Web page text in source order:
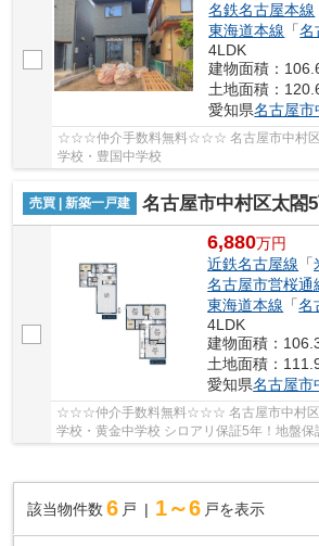
名鉄名古屋本線
東海道本線 「名
4LDK
建物面積：
土地面積：
愛知県名古屋市
☆☆☆仲介手数料無料☆☆☆ 名古屋市中村区
学校・豊国中学校
売買 | 新築一戸建 名古屋市中村区太閤5丁目16−12【仲介手
6,880万円
近鉄名古屋線 「
名古屋市営桜通
東海道本線 「名
4LDK
建物面積：
土地面積：
愛知県名古屋市
☆☆☆仲介手数料無料☆☆☆ 名古屋市中村区
学校・黄金中学校 シロアリ保証5年！地盤保
該当物件数 6 戸 1～6 戸を表示